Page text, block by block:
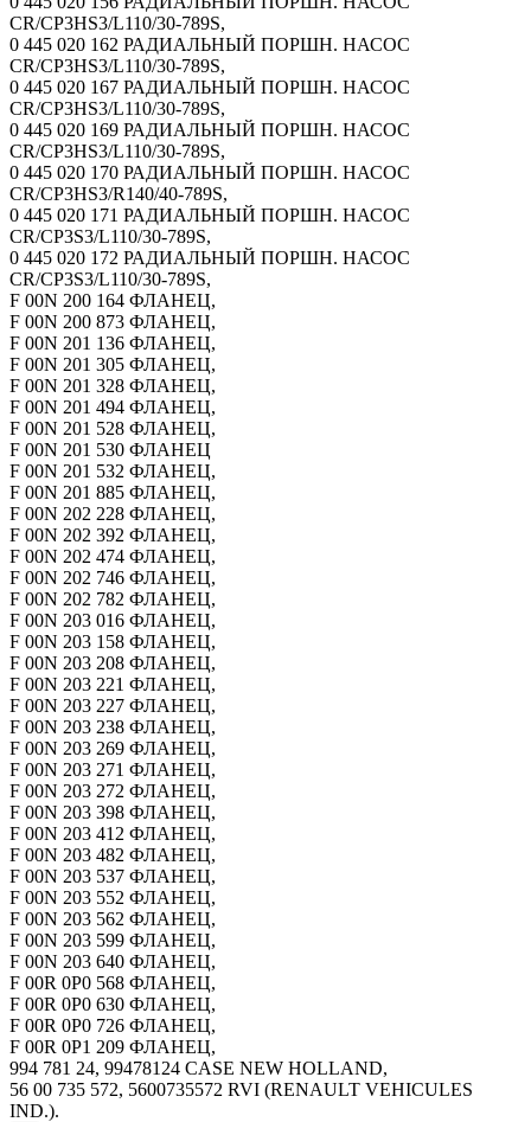
CR/CP3HS3/L110/30-789S,
0 445 020 162 РАДИАЛЬНЫЙ ПОРШН. НАСОС
CR/CP3HS3/L110/30-789S,
0 445 020 167 РАДИАЛЬНЫЙ ПОРШН. НАСОС
CR/CP3HS3/L110/30-789S,
0 445 020 169 РАДИАЛЬНЫЙ ПОРШН. НАСОС
CR/CP3HS3/L110/30-789S,
0 445 020 170 РАДИАЛЬНЫЙ ПОРШН. НАСОС
CR/CP3HS3/R140/40-789S,
0 445 020 171 РАДИАЛЬНЫЙ ПОРШН. НАСОС
CR/CP3S3/L110/30-789S,
0 445 020 172 РАДИАЛЬНЫЙ ПОРШН. НАСОС
CR/CP3S3/L110/30-789S,
F 00N 200 164 ФЛАНЕЦ,
F 00N 200 873 ФЛАНЕЦ,
F 00N 201 136 ФЛАНЕЦ,
F 00N 201 305 ФЛАНЕЦ,
F 00N 201 328 ФЛАНЕЦ,
F 00N 201 494 ФЛАНЕЦ,
F 00N 201 528 ФЛАНЕЦ,
F 00N 201 530 ФЛАНЕЦ
F 00N 201 532 ФЛАНЕЦ,
F 00N 201 885 ФЛАНЕЦ,
F 00N 202 228 ФЛАНЕЦ,
F 00N 202 392 ФЛАНЕЦ,
F 00N 202 474 ФЛАНЕЦ,
F 00N 202 746 ФЛАНЕЦ,
F 00N 202 782 ФЛАНЕЦ,
F 00N 203 016 ФЛАНЕЦ,
F 00N 203 158 ФЛАНЕЦ,
F 00N 203 208 ФЛАНЕЦ,
F 00N 203 221 ФЛАНЕЦ,
F 00N 203 227 ФЛАНЕЦ,
F 00N 203 238 ФЛАНЕЦ,
F 00N 203 269 ФЛАНЕЦ,
F 00N 203 271 ФЛАНЕЦ,
F 00N 203 272 ФЛАНЕЦ,
F 00N 203 398 ФЛАНЕЦ,
F 00N 203 412 ФЛАНЕЦ,
F 00N 203 482 ФЛАНЕЦ,
F 00N 203 537 ФЛАНЕЦ,
F 00N 203 552 ФЛАНЕЦ,
F 00N 203 562 ФЛАНЕЦ,
F 00N 203 599 ФЛАНЕЦ,
F 00N 203 640 ФЛАНЕЦ,
F 00R 0P0 568 ФЛАНЕЦ,
F 00R 0P0 630 ФЛАНЕЦ,
F 00R 0P0 726 ФЛАНЕЦ,
F 00R 0P1 209 ФЛАНЕЦ,
994 781 24, 99478124 CASE NEW HOLLAND,
56 00 735 572, 5600735572 RVI (RENAULT VEHICULES
IND.).